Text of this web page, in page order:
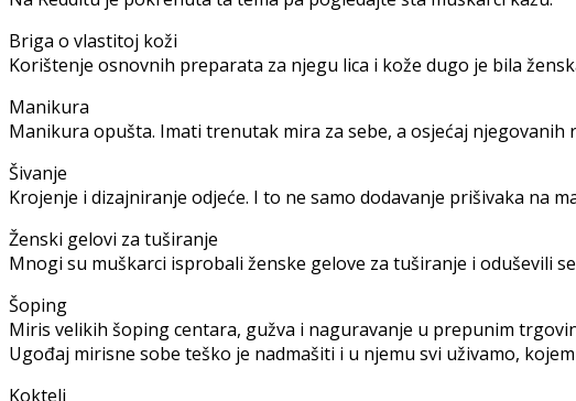
Briga o vlastitoj koži
Korištenje osnovnih preparata za njegu lica i kože dugo je bila
Manikura
Manikura opušta. Imati trenutak mira za sebe, a osjećaj
Šivanje
Krojenje i dizajniranje odjeće. I to ne samo dodavanje prišivaka na
Ženski gelovi za tuširanje
Mnogi su muškarci isprobali ženske gelove za tuširanje i oduševili
Šoping
Miris velikih šoping centara, gužva i naguravanje u prepunim
Ugođaj mirisne sobe teško je nadmašiti i u njemu svi uživamo,
Kokteli